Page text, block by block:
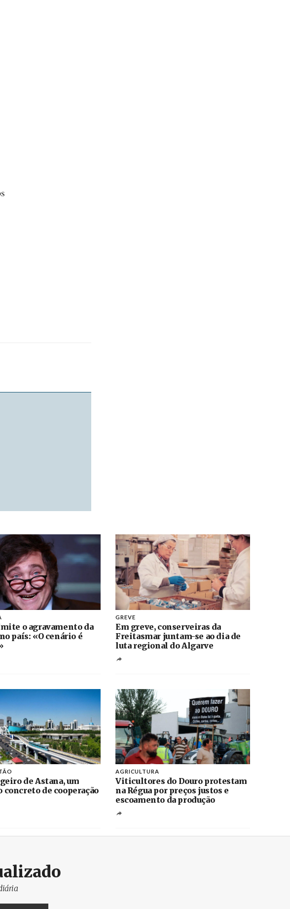
o agravamento da
país: «O cenário é
GREVE
Em greve, conserveiras da
Freitasmar juntam-se ao dia de
luta regional do Algarve
de Astana, um
concreto de cooperação
AGRICULTURA
Viticultores do Douro protestam
na Régua por preços justos e
escoamento da produção